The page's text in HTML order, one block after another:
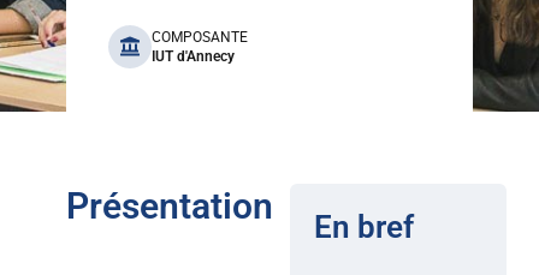
benefits
COMPOSANTE
IUT d'Annecy
Présentation En bref